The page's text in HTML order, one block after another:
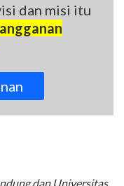
dan misi itu
dan Universitas